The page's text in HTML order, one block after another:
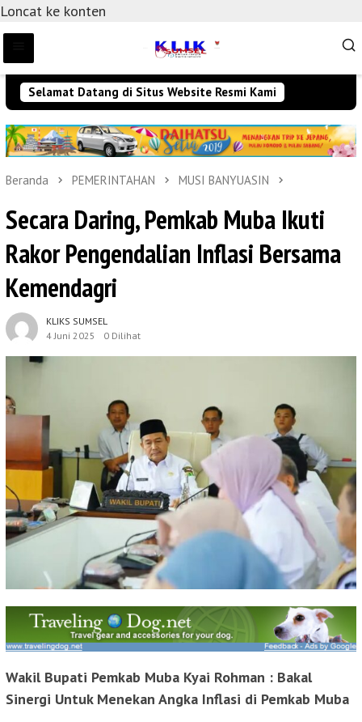
Loncat ke konten
Selamat Datang di Situs Website Resmi Kami
Beranda PEMERINTAHAN MUSI BANYUASIN
Secara Daring, Pemkab Muba Ikuti
Rakor Pengendalian Inflasi Bersama
Kemendagri
KLIKS SUMSEL
4 Juni 2025
0 Dilihat
Wakil Bupati Pemkab Muba Kyai Rohman : Bakal
Sinergi Untuk Menekan Angka Inflasi di Pemkab Muba